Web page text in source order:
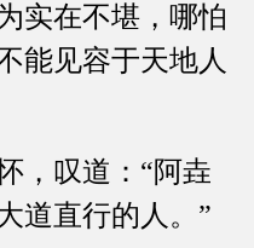
实在不堪，哪怕
能见容于天地人
叹道：“阿垚
道直行的人。”